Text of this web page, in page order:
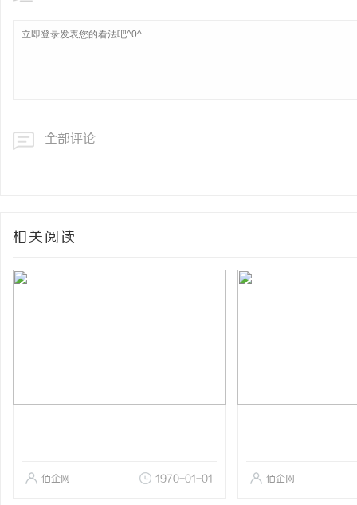
全部评论
相关阅读
佰企网 1970-01-01 佰企网